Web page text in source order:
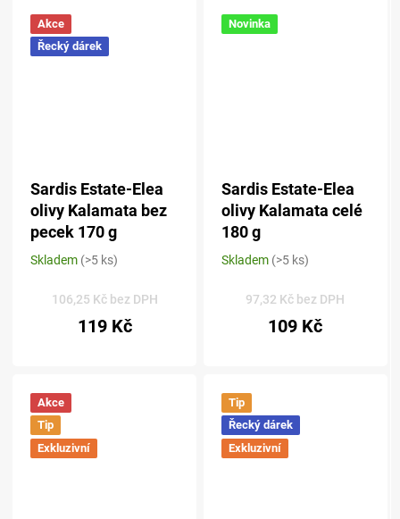
Akce
Řecký dárek
Sardis Estate-Elea
olivy Kalamata bez
pecek 170 g
Průměrné
produktu
Skladem (>5 ks)
106,25 Kč bez DPH
119 Kč
Novinka
Sardis Estate-Elea
olivy Kalamata celé
180 g
Průměrné
produktu
Skladem (>5 ks)
97,32 Kč bez DPH
109 Kč
Akce
Tip
Exkluzivní
Tip
Řecký dárek
Exkluzivní